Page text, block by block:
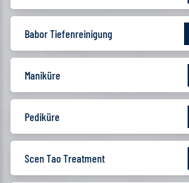
Babor Tiefenreinigung
Maniküre
Pediküre
Scen Tao Treatment